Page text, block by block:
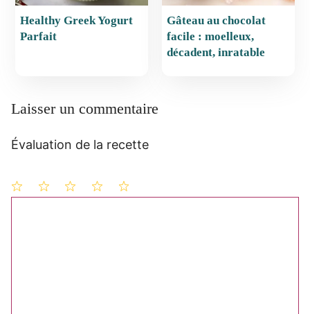
Healthy Greek Yogurt
Parfait
Gâteau au chocolat
facile : moelleux,
décadent, inratable
Laisser un commentaire
Évaluation de la recette